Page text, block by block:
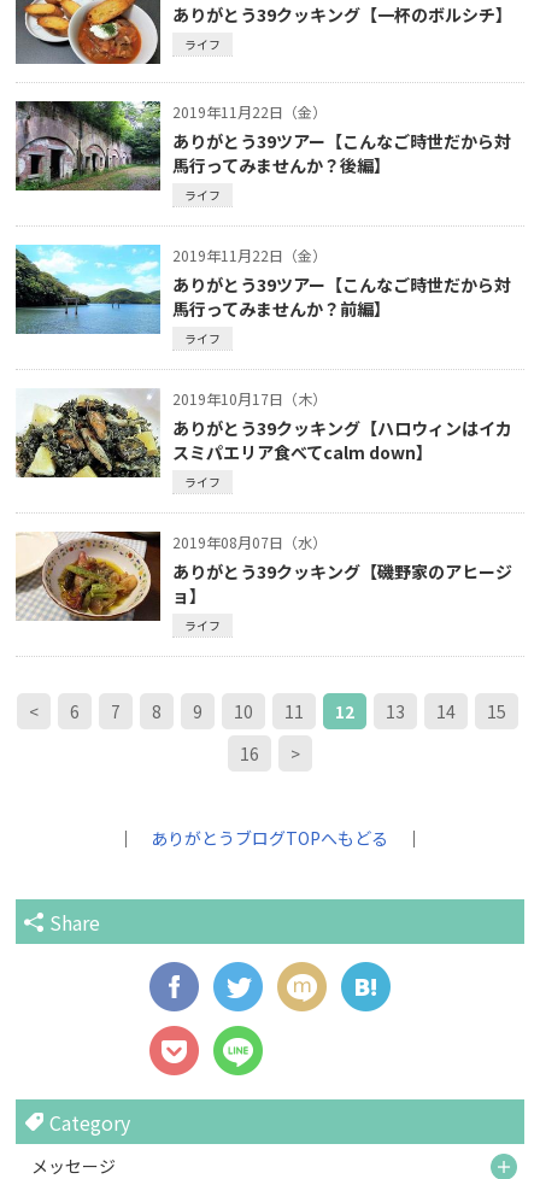
ありがとう39クッキング【一杯のボルシチ】
ライフ
2019年11月22日（金）
ありがとう39ツアー【こんなご時世だから対
馬行ってみませんか？後編】
ライフ
2019年11月22日（金）
ありがとう39ツアー【こんなご時世だから対
馬行ってみませんか？前編】
ライフ
2019年10月17日（木）
ありがとう39クッキング【ハロウィンはイカ
スミパエリア食べてcalm down】
ライフ
2019年08月07日（水）
ありがとう39クッキング【磯野家のアヒージ
ョ】
ライフ
< 6 7 8 9 10 11 12 13 14
15
16
>
｜ ありがとうブログTOPへもどる ｜
Share
Category
メッセージ